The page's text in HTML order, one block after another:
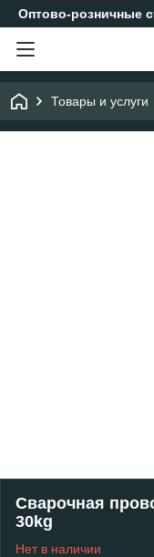
Оптово-розничные
Товары и услуги
Сварочная
30kg
Нет в наличии